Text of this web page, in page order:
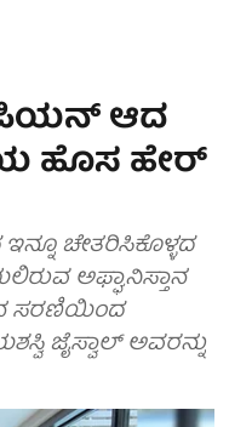
ಆದ
ಹೊಸ ಹೇರ್
ಚೇತರಿಸಿಕೊಳ್ಳದ
ಸರಣಿಯಿಂದ
ಜೈಸ್ವಾಲ್ ಅವರನ್ನು